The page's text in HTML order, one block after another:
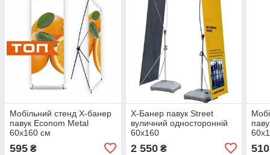
Мобільний стенд X-банер
павук Econom Metal
60x160 см
595 ₴
X-Банер павук Street
вуличний односторонній
60х160
2 550₴ 510